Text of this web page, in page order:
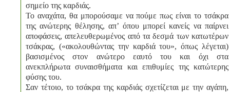
σημείο της καρδιάς.
To αναχάτα, θα μπορούσαμε να πούμε πως είναι το τσάκρα
της ανώτερης θέλησης, απ’ όπου μπορεί κανείς να παίρνει
αποφάσεις, απελευθερωμένος από τα δεσμά των κατωτέρων
τσάκρας, («ακολουθώντας την καρδιά του», όπως λέγεται)
βασισμένος στον ανώτερο εαυτό του και όχι στα
ανεκπλήρωτα συναισθήματα και επιθυμίες της κατώτερης
φύσης του.
Σαν τέτοιο, το τσάκρα της καρδιάς σχετίζεται με την αγάπη,